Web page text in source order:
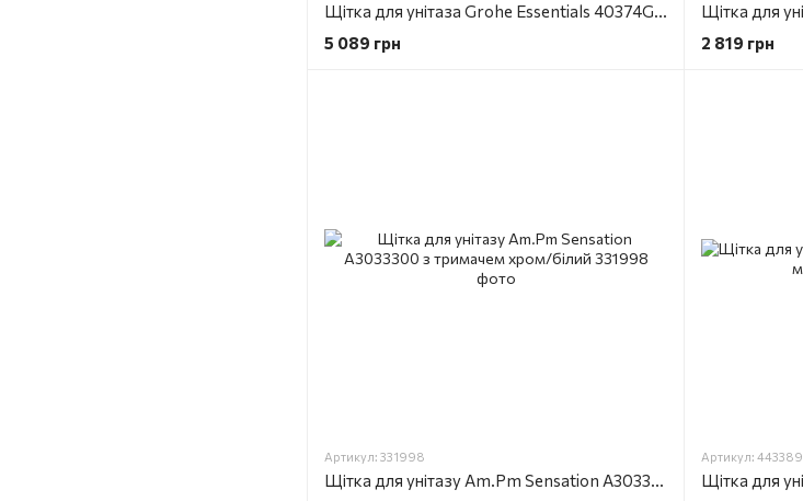
Щітка для унітаза Grohe Essentials 40374GN1 брашоване золото
5 089 грн
2 819 грн
Артикул: 331998
Щітка для унітазу Am.Pm Sensation A3033300 з тримачем хром/білий
Артикул: 443389